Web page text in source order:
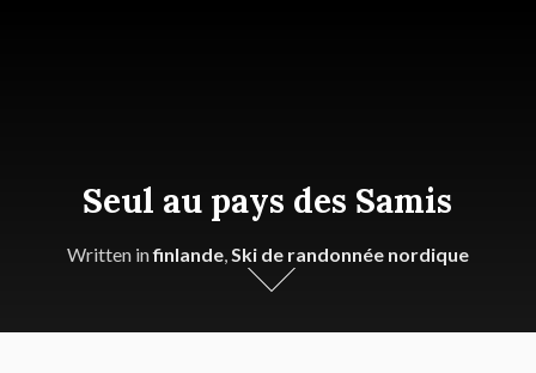
Seul au pays des Samis
Written infinlande,Ski de randonnée nordique